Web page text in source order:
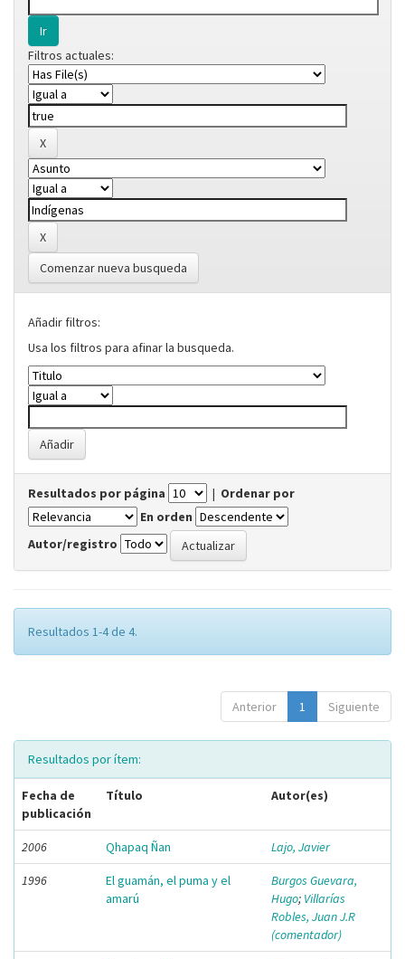
Filtros actuales:
Comenzar nueva busqueda
Añadir filtros:
Usa los filtros para afinar la busqueda.
Resultados por página | Ordenar por
En orden
Autor/registro
Resultados 1-4 de 4.
Anterior 1 Siguiente
Resultados por ítem:
Fecha de
publicación
Título Autor(es)
2006 Qhapaq Ñan Lajo, Javier
1996
El guamán, el puma y el
amarú
Burgos Guevara,
Hugo; Villarías
Robles, Juan J.R
(comentador)